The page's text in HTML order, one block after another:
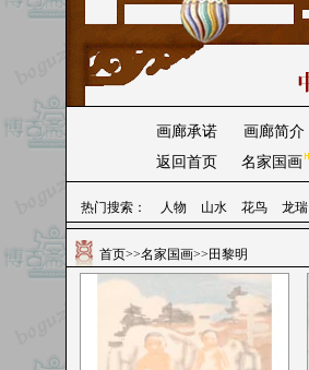
画廊承诺 画廊简介
返回首页
名家国画
热门搜索： 人物 山水 花鸟 龙瑞
首页>>名家国画>>田黎明